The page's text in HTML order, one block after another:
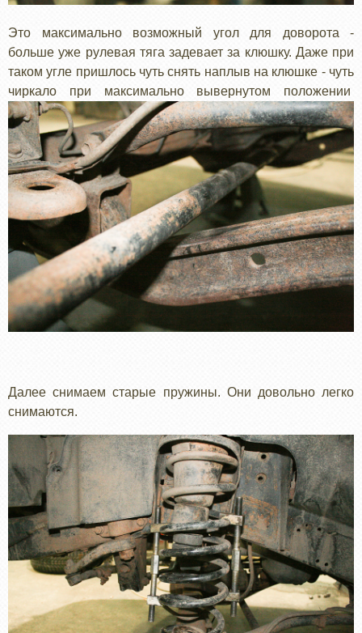
Это максимально возможный угол для доворота -
больше уже рулевая тяга задевает за клюшку. Даже при
таком угле пришлось чуть снять наплыв на клюшке - чуть
чиркало при максимально вывернутом положении
Далее снимаем старые пружины. Они довольно легко
снимаются.